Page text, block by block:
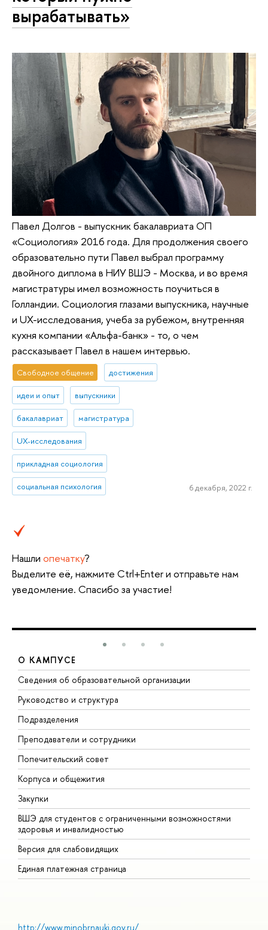
вырабатывать»
Павел Долгов - выпускник бакалавриата ОП
«Социология» 2016 года. Для продолжения своего
образовательно пути Павел выбрал программу
двойного диплома в НИУ ВШЭ - Москва, и во время
магистратуры имел возможность поучиться в
Голландии. Социология глазами выпускника, научные
и UX-исследования, учеба за рубежом, внутренняя
кухня компании «Альфа-банк» - то, о чем
рассказывает Павел в нашем интервью.
Свободное общение достижения
идеи и опыт выпускники
бакалавриат магистратура
UX-исследования
прикладная социология
социальная психология 6 декабря, 2022 г.
Нашли опечатку?
Выделите её, нажмите Ctrl+Enter и отправьте нам
уведомление. Спасибо за участие!
О КАМПУСЕ
Сведения об образовательной организации
Руководство и структура
Подразделения
Преподаватели и сотрудники
Попечительский совет
Корпуса и общежития
Закупки
ВШЭ для студентов с ограниченными возможностями
здоровья и инвалидностью
Версия для слабовидящих
Единая платежная страница
http://www.minobrnauki.gov.ru/